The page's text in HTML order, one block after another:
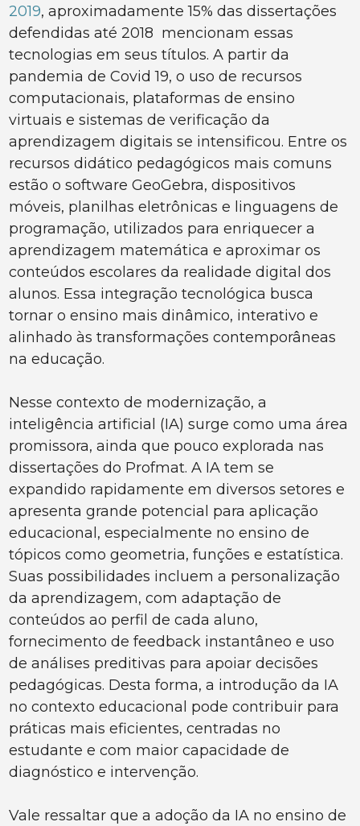
2019, aproximadamente 15% das dissertações
defendidas até 2018 mencionam essas
tecnologias em seus títulos. A partir da
pandemia de Covid 19, o uso de recursos
computacionais, plataformas de ensino
virtuais e sistemas de verificação da
aprendizagem digitais se intensificou. Entre os
recursos didático pedagógicos mais comuns
estão o software GeoGebra, dispositivos
móveis, planilhas eletrônicas e linguagens de
programação, utilizados para enriquecer a
aprendizagem matemática e aproximar os
conteúdos escolares da realidade digital dos
alunos. Essa integração tecnológica busca
tornar o ensino mais dinâmico, interativo e
alinhado às transformações contemporâneas
na educação.
Nesse contexto de modernização, a
inteligência artificial (IA) surge como uma área
promissora, ainda que pouco explorada nas
dissertações do Profmat. A IA tem se
expandido rapidamente em diversos setores e
apresenta grande potencial para aplicação
educacional, especialmente no ensino de
tópicos como geometria, funções e estatística.
Suas possibilidades incluem a personalização
da aprendizagem, com adaptação de
conteúdos ao perfil de cada aluno,
fornecimento de feedback instantâneo e uso
de análises preditivas para apoiar decisões
pedagógicas. Desta forma, a introdução da IA
no contexto educacional pode contribuir para
práticas mais eficientes, centradas no
estudante e com maior capacidade de
diagnóstico e intervenção.
Vale ressaltar que a adoção da IA no ensino de